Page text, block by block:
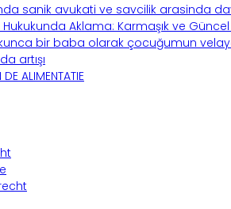
sanik avukati ve savcilik arasinda
Aklama: Karmaşık ve
bir baba olarak çocuğumun
artışı
ALIMENTATIE